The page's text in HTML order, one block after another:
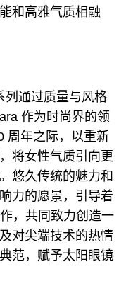
和高雅气质相融
列通过质量与风格
作为时尚界的领
周年之际，以重新
将女性气质引向更
悠久传统的魅力和
力的愿景，引导着
，共同致力创造一
对尖端技术的热情
范，赋予太阳眼镜